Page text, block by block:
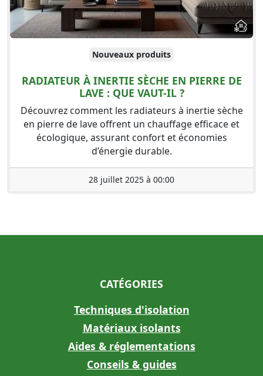
Nouveaux produits
RADIATEUR À INERTIE SÈCHE EN PIERRE DE
LAVE : QUE VAUT-IL ?
Découvrez comment les radiateurs à inertie sèche
en pierre de lave offrent un chauffage efficace et
écologique, assurant confort et économies
d’énergie durable.
28 juillet 2025 à 00:00
CATÉGORIES
Techniques d'isolation
Matériaux isolants
Aides & réglementations
Conseils & guides